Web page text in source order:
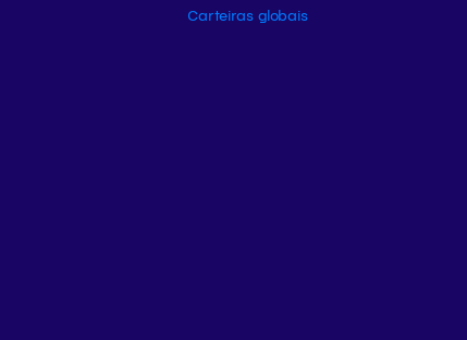
Carteiras globais